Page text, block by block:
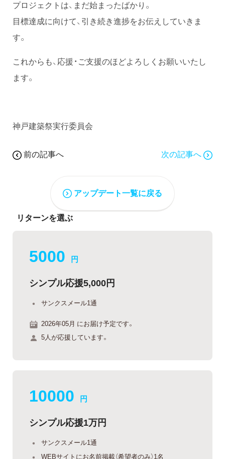
プロジェクトは、まだ始まったばかり。
目標達成に向けて、引き続き進捗をお伝えしていきま
す。
これからも、応援・ご支援のほどよろしくお願いいたし
ます。
神戸建築祭実行委員会
前の記事へ 次の記事へ
アップデート一覧に戻る
リターンを選ぶ
5000 円
シンプル応援5,000円
サンクスメール1通
2026年05月 にお届け予定です。
5人が応援しています。
10000 円
シンプル応援1万円
サンクスメール1通
WEBサイトにお名前掲載（希望者のみ）1名